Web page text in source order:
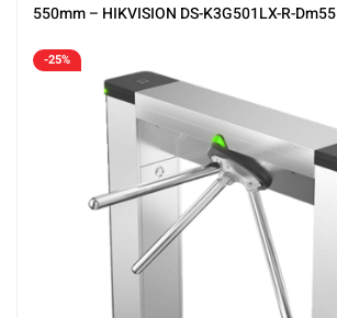
550mm – HIKVISION DS-K3G501LX-R-Dm55
-25%